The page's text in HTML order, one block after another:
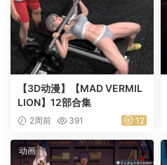
【3D动漫】【MAD VERMIL
LION】12部合集
2周前 391 12
动画